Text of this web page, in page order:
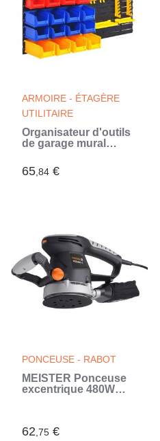
ARMOIRE - ÉTAGÈRE
UTILITAIRE
Organisateur d'outils
de garage mural
65,84 €
PONCEUSE - RABOT
MEISTER Ponceuse
excentrique 480W
62,75 €